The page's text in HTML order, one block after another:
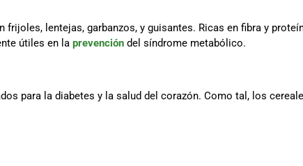
lentejas, garbanzos, y guisantes. Ricas en fibra y
útiles en la prevención del síndrome metabólico.
para la diabetes y la salud del corazón. Como tal, los